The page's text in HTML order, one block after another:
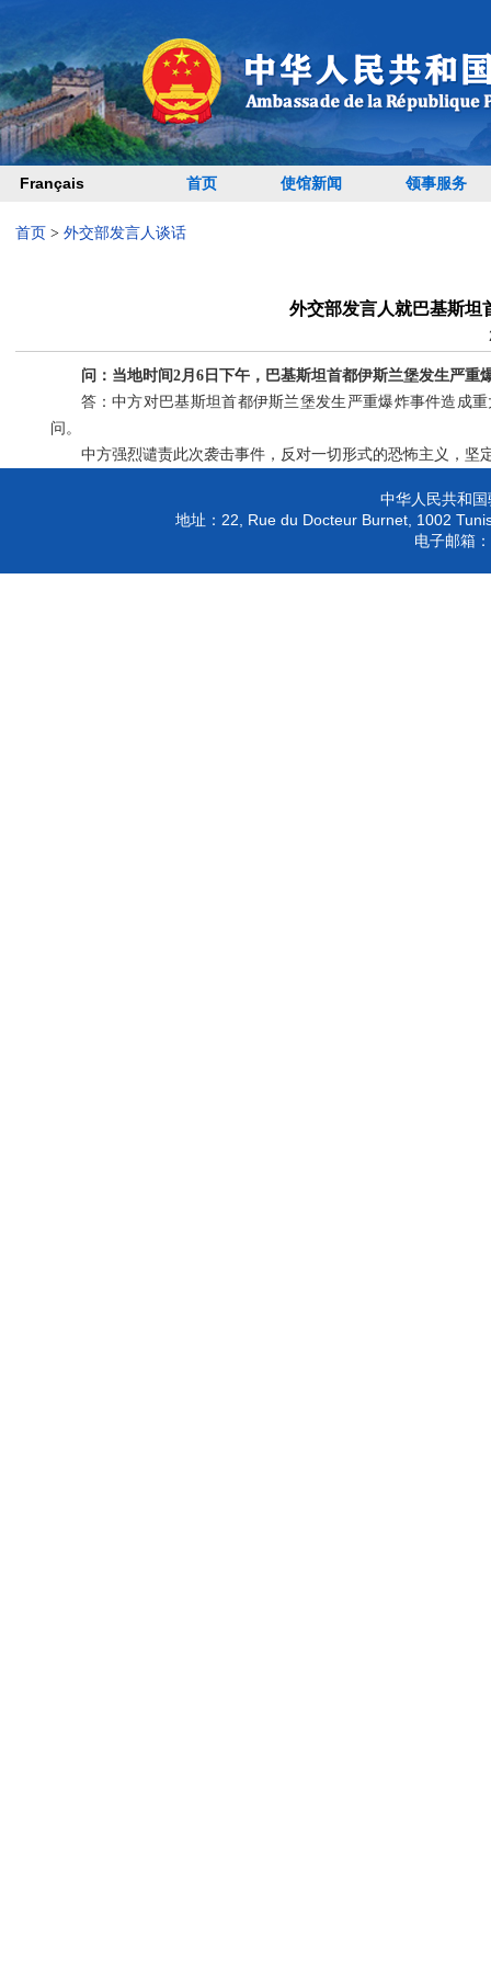
Français 首页 使馆新闻 领事服务
首页 > 外交部发言人谈话
外交部发言人就巴基斯坦
问：当地时间2月6日下午，巴基斯坦首都伊斯兰堡发生严
答：中方对巴基斯坦首都伊斯兰堡发生严重爆炸事件造成
问。
中方强烈谴责此次袭击事件，反对一切形式的恐怖主义，
中华人民共和
地址： 22, Rue du Docteur Burnet, 1002
电子邮箱：